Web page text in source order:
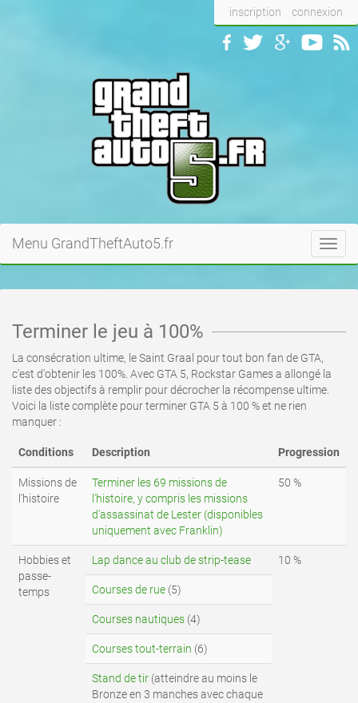
inscription connexion
Menu GrandTheftAuto5.fr
Terminer le jeu à 100%
La consécration ultime, le Saint Graal pour tout bon fan de GTA,
c'est d'obtenir les 100%. Avec GTA 5, Rockstar Games a allongé la
liste des objectifs à remplir pour décrocher la récompense ultime.
Voici la liste complète pour terminer GTA 5 à 100 % et ne rien
manquer :
Conditions Description Progression
Missions de
l'histoire
Terminer les 69 missions de
l'histoire, y compris les missions
d'assassinat de Lester (disponibles
uniquement avec Franklin)
50 %
Hobbies et
passe-
temps
Lap dance au club de strip-tease 10 %
Courses de rue (5)
Courses nautiques (4)
Courses tout-terrain (6)
Stand de tir (atteindre au moins le
Bronze en 3 manches avec chaque